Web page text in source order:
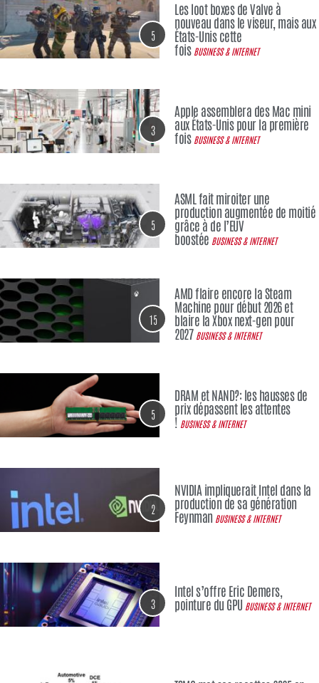
5
Les loot boxes de Valve à
nouveau dans le viseur, mais aux
États-Unis cette
fois BUSINESS & INTERNET
3
Apple assemblera des Mac mini
aux États-Unis pour la première
fois BUSINESS & INTERNET
5
ASML fait miroiter une
production augmentée de moitié
grâce à de l’EUV
boostée BUSINESS & INTERNET
15
AMD flaire encore la Steam
Machine pour début 2026 et
blaire la Xbox next-gen pour
2027 BUSINESS & INTERNET
5
DRAM et NAND?: les hausses de
prix dépassent les attentes
! BUSINESS & INTERNET
2
NVIDIA impliquerait Intel dans la
production de sa génération
Feynman BUSINESS & INTERNET
3
Intel s’offre Eric Demers,
pointure du GPU BUSINESS & INTERNET